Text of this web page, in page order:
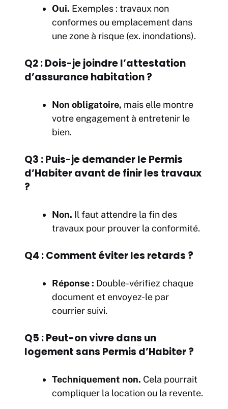
Oui. Exemples : travaux non
conformes ou emplacement dans
une zone à risque (ex. inondations).
Q2 : Dois-je joindre l’attestation
d’assurance habitation ?
Non obligatoire, mais elle montre
votre engagement à entretenir le
bien.
Q3 : Puis-je demander le Permis
d’Habiter avant de finir les travaux
?
Non. Il faut attendre la fin des
travaux pour prouver la conformité.
Q4 : Comment éviter les retards ?
Réponse : Double-vérifiez chaque
document et envoyez-le par
courrier suivi.
Q5 : Peut-on vivre dans un
logement sans Permis d’Habiter ?
Techniquement non. Cela pourrait
compliquer la location ou la revente.